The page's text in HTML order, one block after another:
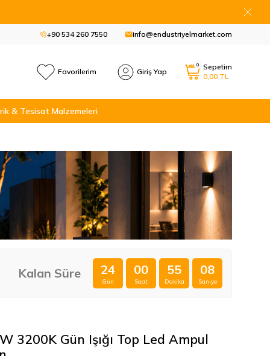
+90 534 260 7550 info@endustriyelmarket.com
Favorilerim Giriş Yap
0
Sepetim
0,00 TL
& Tesisat Malzemeleri
Kalan Süre 24
Gün
00
Saat
55
Dakika
07
Saniye
3200K Gün Işığı Top Led Ampul